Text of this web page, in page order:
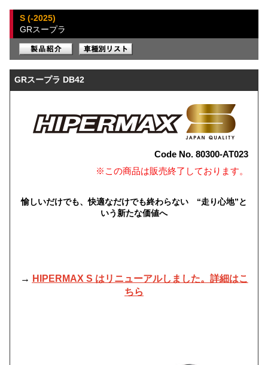
S (-2025)
GRスープラ
GRスープラ DB42
Code No. 80300-AT023
※この商品は販売終了しております。
愉しいだけでも、快適なだけでも終わらない “走り心地”と
いう新たな価値へ
→ HIPERMAX S はリニューアルしました。詳細はこ
ちら